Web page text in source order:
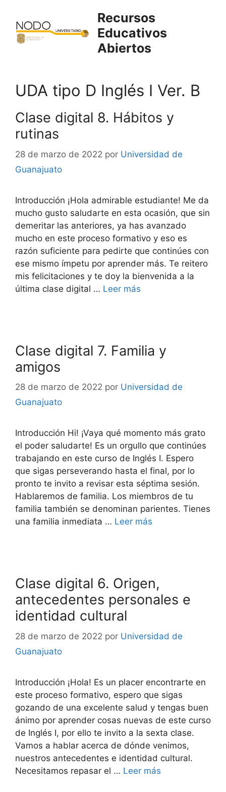
contenido
Recursos
Educativos
Abiertos
UDA tipo D Inglés I Ver. B
Clase digital 8. Hábitos y
rutinas
28 de marzo de 2022 por Universidad de
Guanajuato
Introducción ¡Hola admirable estudiante! Me da
mucho gusto saludarte en esta ocasión, que sin
demeritar las anteriores, ya has avanzado
mucho en este proceso formativo y eso es
razón suficiente para pedirte que continúes con
ese mismo ímpetu por aprender más. Te reitero
mis felicitaciones y te doy la bienvenida a la
última clase digital … Leer más
Clase digital 7. Familia y
amigos
28 de marzo de 2022 por Universidad de
Guanajuato
Introducción Hi! ¡Vaya qué momento más grato
el poder saludarte! Es un orgullo que continúes
trabajando en este curso de Inglés I. Espero
que sigas perseverando hasta el final, por lo
pronto te invito a revisar esta séptima sesión.
Hablaremos de familia. Los miembros de tu
familia también se denominan parientes. Tienes
una familia inmediata … Leer más
Clase digital 6. Origen,
antecedentes personales e
identidad cultural
28 de marzo de 2022 por Universidad de
Guanajuato
Introducción ¡Hola! Es un placer encontrarte en
este proceso formativo, espero que sigas
gozando de una excelente salud y tengas buen
ánimo por aprender cosas nuevas de este curso
de Inglés I, por ello te invito a la sexta clase.
Vamos a hablar acerca de dónde venimos,
nuestros antecedentes e identidad cultural.
Necesitamos repasar el … Leer más